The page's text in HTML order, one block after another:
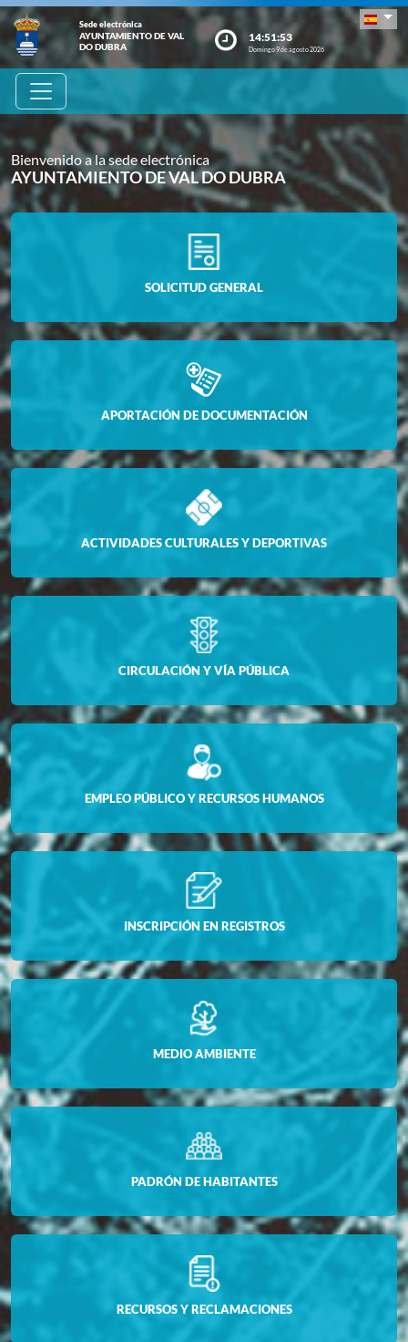
Sede electrónica
AYUNTAMIENTO DE VAL
DO DUBRA
14:51:54
Domingo 9 de agosto 2026
Bienvenido a la sede electrónica
AYUNTAMIENTO DE VAL DO DUBRA
SOLICITUD GENERAL
APORTACIÓN DE DOCUMENTACIÓN
ACTIVIDADES CULTURALES Y DEPORTIVAS
CIRCULACIÓN Y VÍA PÚBLICA
EMPLEO PÚBLICO Y RECURSOS HUMANOS
INSCRIPCIÓN EN REGISTROS
MEDIO AMBIENTE
PADRÓN DE HABITANTES
RECURSOS Y RECLAMACIONES